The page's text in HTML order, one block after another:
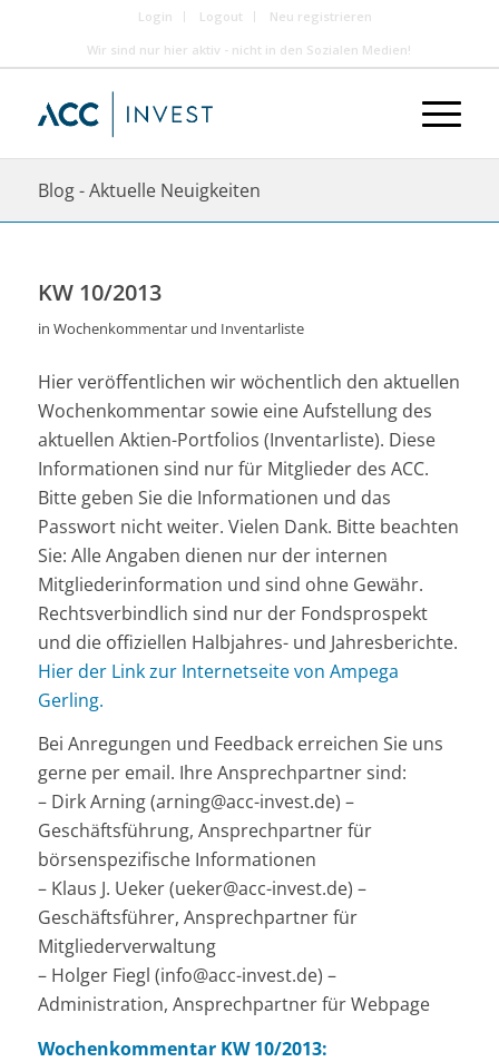
Login Logout
Neu registrieren
Wir sind nur hier aktiv - nicht in den Sozialen Medien!
Blog - Aktuelle Neuigkeiten
KW 10/2013
in Wochenkommentar und Inventarliste
Hier veröffentlichen wir wöchentlich den aktuellen
Wochenkommentar sowie eine Aufstellung des
aktuellen Aktien-Portfolios (Inventarliste). Diese
Informationen sind nur für Mitglieder des ACC.
Bitte geben Sie die Informationen und das
Passwort nicht weiter. Vielen Dank. Bitte beachten
Sie: Alle Angaben dienen nur der internen
Mitgliederinformation und sind ohne Gewähr.
Rechtsverbindlich sind nur der Fondsprospekt
und die offiziellen Halbjahres- und Jahresberichte.
Hier der Link zur Internetseite von Ampega
Gerling.
Bei Anregungen und Feedback erreichen Sie uns
gerne per email. Ihre Ansprechpartner sind:
– Dirk Arning (arning@acc-invest.de) –
Geschäftsführung, Ansprechpartner für
börsenspezifische Informationen
– Klaus J. Ueker (ueker@acc-invest.de) –
Geschäftsführer, Ansprechpartner für
Mitgliederverwaltung
– Holger Fiegl (info@acc-invest.de) –
Administration, Ansprechpartner für Webpage
Wochenkommentar KW 10/2013: